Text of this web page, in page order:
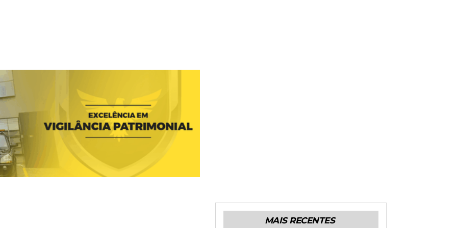
MAIS RECENTES